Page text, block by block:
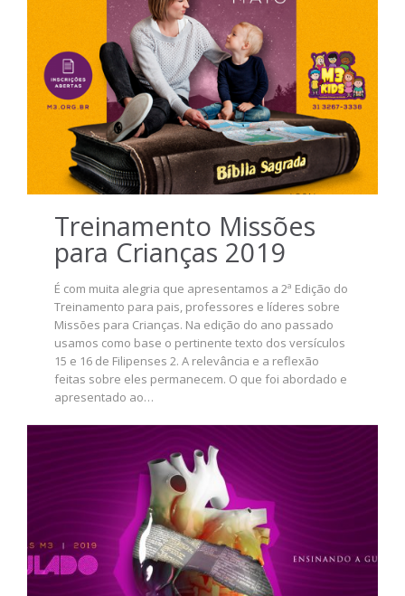
Treinamento Missões
para Crianças 2019
É com muita alegria que apresentamos a 2ª Edição do
Treinamento para pais, professores e líderes sobre
Missões para Crianças. Na edição do ano passado
usamos como base o pertinente texto dos versículos
15 e 16 de Filipenses 2. A relevância e a reflexão
feitas sobre eles permanecem. O que foi abordado e
apresentado ao…